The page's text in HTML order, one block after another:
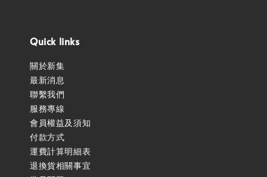
Quick links
關於新集
最新消息
聯繫我們
服務專線
會員權益及須知
付款方式
運費計算明細表
退換貨相關事宜